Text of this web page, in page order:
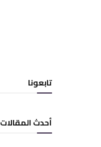
تابعونا
أحدث المقالات